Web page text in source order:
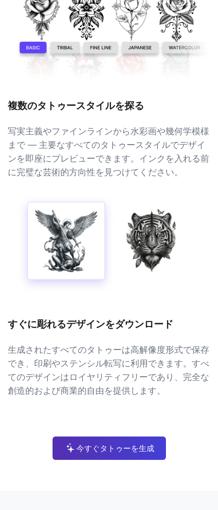
複数のタトゥースタイルを探る
写実主義やファインラインから水彩画や幾何学模様
まで — 主要なすべてのタトゥースタイルでデザイ
ンを即座にプレビューできます。インクを入れる前
に完璧な芸術的方向性を見つけてください。
すぐに彫れるデザインをダウンロード
生成されたすべてのタトゥーは高解像度形式で保存
でき、印刷やステンシル転写に利用できます。すべ
てのデザインはロイヤリティフリーであり、完全な
創造的および商業的自由を提供します。
今すぐタトゥーを生成